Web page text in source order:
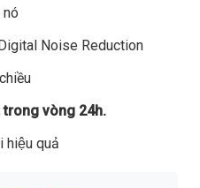
Noise Reduction
vòng 24h.
hiệu quả